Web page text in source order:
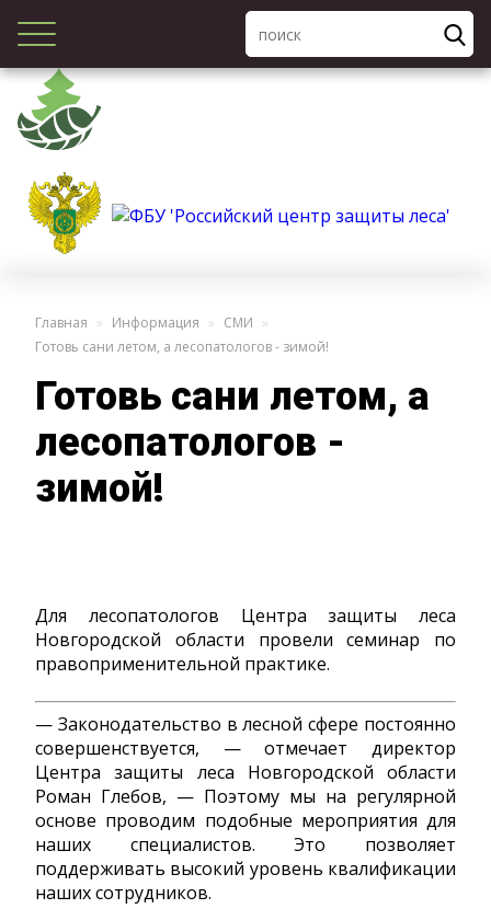
Главная Информация
СМИ
Готовь сани летом, а лесопатологов - зимой!
Готовь сани летом, а
лесопатологов -
зимой!
Для лесопатологов Центра защиты леса
Новгородской области провели семинар по
правоприменительной практике.
— Законодательство в лесной сфере постоянно
совершенствуется, — отмечает директор
Центра защиты леса Новгородской области
Роман Глебов, — Поэтому мы на регулярной
основе проводим подобные мероприятия для
наших специалистов. Это позволяет
поддерживать высокий уровень квалификации
наших сотрудников.